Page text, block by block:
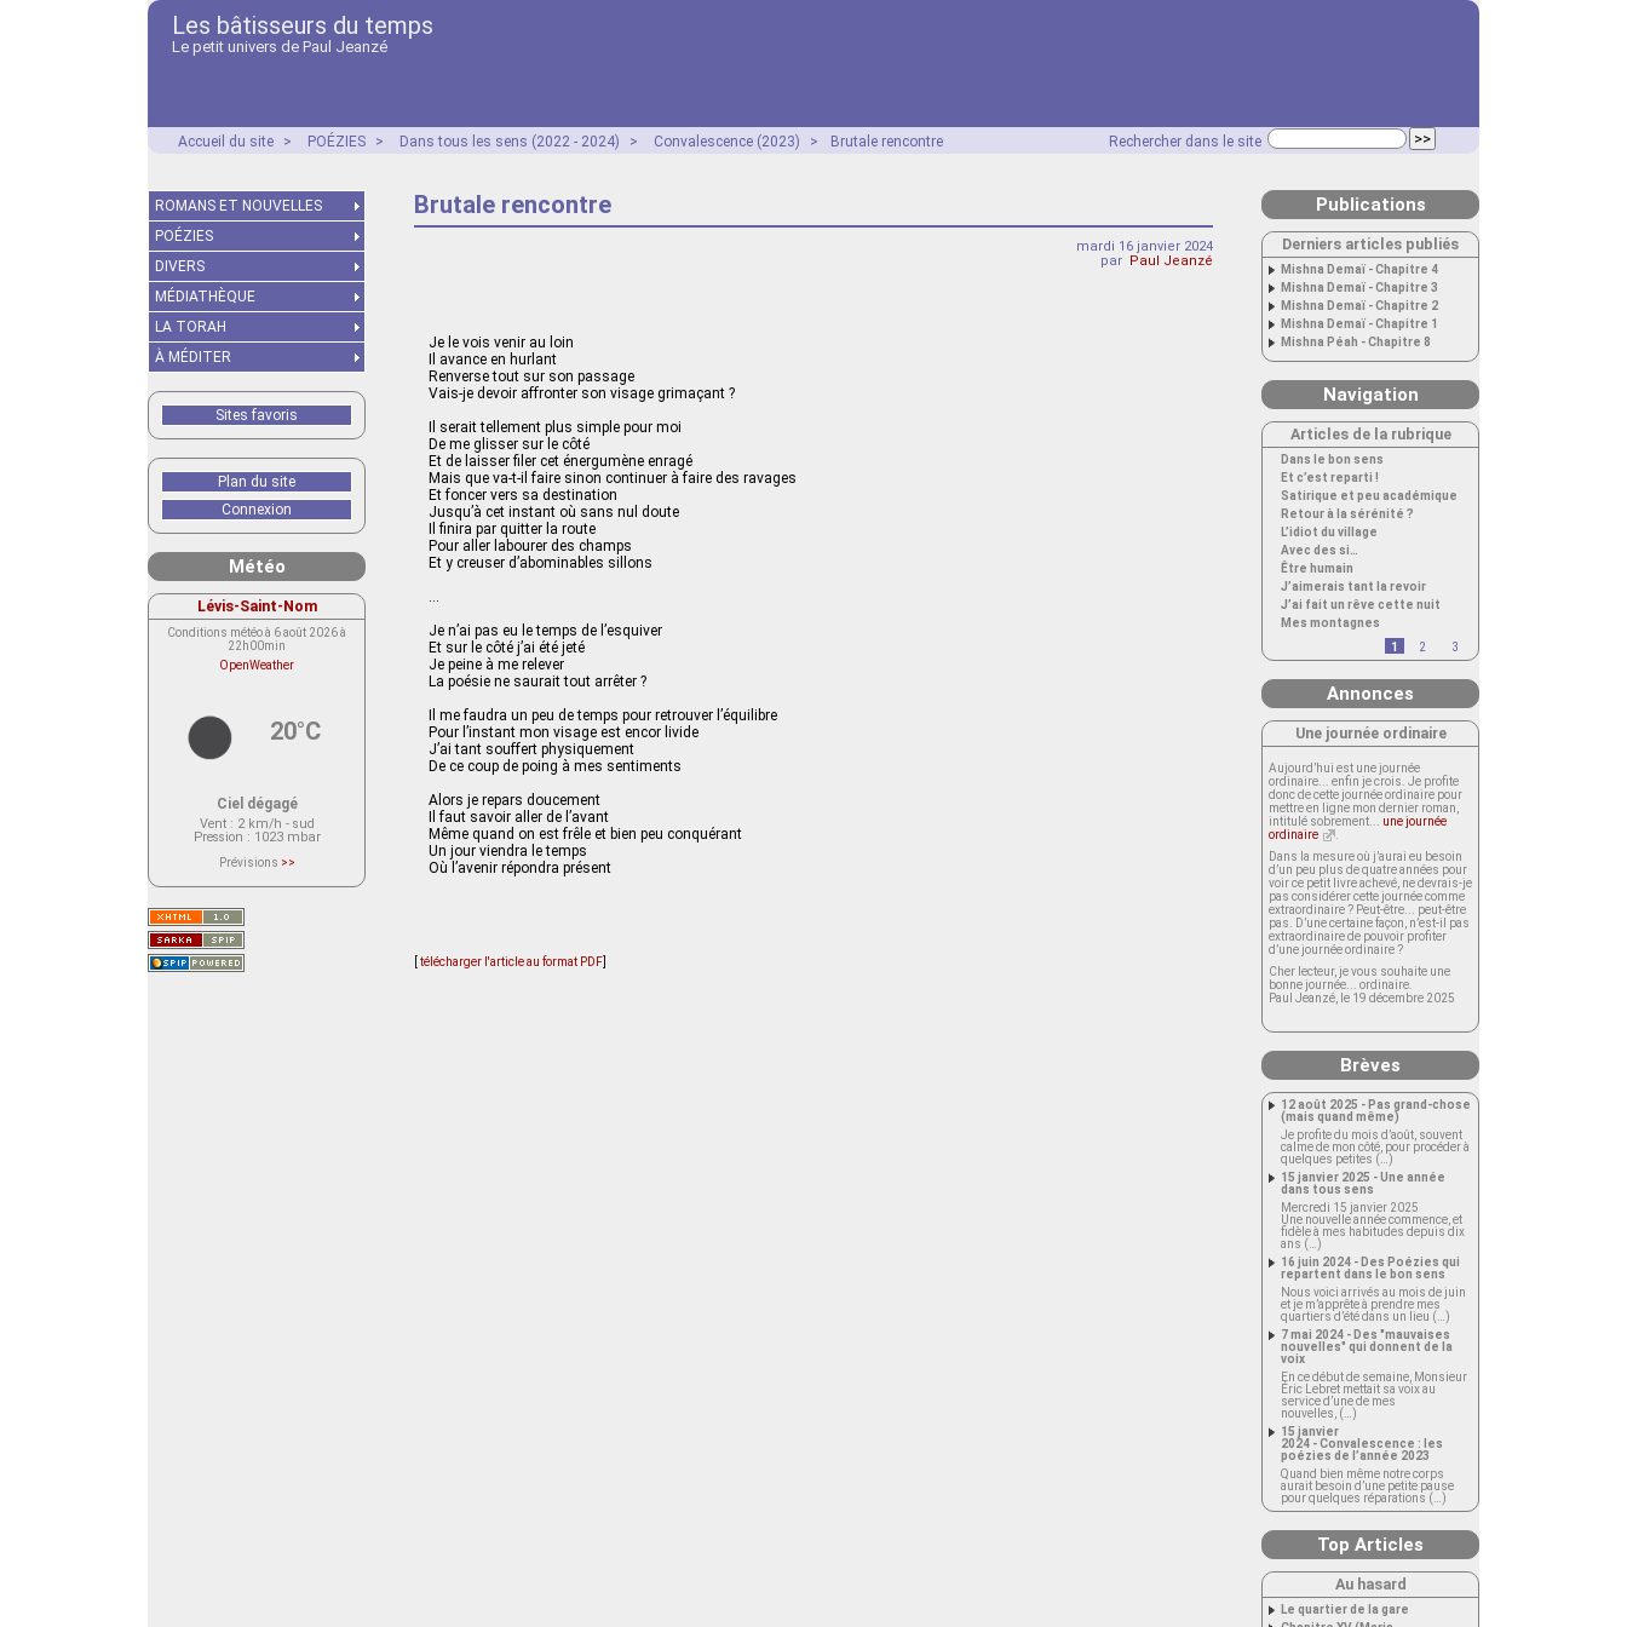
Les bâtisseurs du temps
Le petit univers de Paul Jeanzé
Rechercher dans le site
Accueil du site > POÉZIES > Dans tous les sens (2022 - 2024) > Convalescence (2023) > Brutale rencontre
Brutale rencontre
mardi 16 janvier 2024
par Paul Jeanzé
Je le vois venir au loin
Il avance en hurlant
Renverse tout sur son passage
Vais-je devoir affronter son visage grimaçant ?
Il serait tellement plus simple pour moi
De me glisser sur le côté
Et de laisser filer cet énergumène enragé
Mais que va-t-il faire sinon continuer à faire des ravages
Et foncer vers sa destination
Jusqu’à cet instant où sans nul doute
Il finira par quitter la route
Pour aller labourer des champs
Et y creuser d’abominables sillons
…
Je n’ai pas eu le temps de l’esquiver
Et sur le côté j’ai été jeté
Je peine à me relever
La poésie ne saurait tout arrêter ?
Il me faudra un peu de temps pour retrouver l’équilibre
Pour l’instant mon visage est encor livide
J’ai tant souffert physiquement
De ce coup de poing à mes sentiments
Alors je repars doucement
Il faut savoir aller de l’avant
Même quand on est frêle et bien peu conquérant
Un jour viendra le temps
Où l’avenir répondra présent
télécharger l'article au format PDF
ROMANS ET NOUVELLES
POÉZIES
DIVERS
MÉDIATHÈQUE
LA TORAH
À MÉDITER
Sites favoris
Plan du site
Connexion
Météo
Lévis-Saint-Nom
Conditions météo à 6 août 2026 à
22h00min
OpenWeather
20°C
Ciel dégagé
Vent: 2 km/h - sud
Pression : 1023 mbar
Prévisions >>
actuellement aucune prévision
Saint-Nom.
Veuillez consulter le message du
service ci-dessous.
(401 - Invalid API key. Please see
https://openweathermap.org/faq#error401
Publications
Derniers articles publiés
Mishna Demaï - Chapitre 4
Mishna Demaï - Chapitre 3
Mishna Demaï - Chapitre 2
Mishna Demaï - Chapitre 1
Mishna Péah - Chapitre 8
Navigation
Articles de la rubrique
Dans le bon sens
Et c’est reparti !
Satirique et peu académique
Retour à la sérénité ?
L’idiot du village
Avec des si…
Être humain
J’aimerais tant la revoir
J’ai fait un rêve cette nuit
Mes montagnes
1
2 3
Annonces
Une journée ordinaire
Aujourd’hui est une journée
ordinaire... enfin je crois. Je profite
donc de cette journée ordinaire pour
mettre en ligne mon dernier roman,
intitulé sobrement... une journée
ordinaire
Dans la mesure où j’aurai eu besoin
d’un peu plus de quatre années pour
voir ce petit livre achevé, ne devrais-je
pas considérer cette journée comme
extraordinaire ? Peut-être... peut-être
pas. D’une certaine façon, n’est-il pas
extraordinaire de pouvoir profiter
d’une journée ordinaire ?
Cher lecteur, je vous souhaite une
bonne journée... ordinaire.
Paul Jeanzé, le 19 décembre 2025
Brèves
12 août 2025 - Pas grand-chose
(mais quand même)
Je profite du mois d’août, souvent
calme de mon côté, pour procéder à
quelques petites (…)
15 janvier 2025 - Une année
dans tous sens
Mercredi 15 janvier 2025
Une nouvelle année commence, et
fidèle à mes habitudes depuis dix
ans (…)
16 juin 2024 - Des Poézies qui
repartent dans le bon sens
Nous voici arrivés au mois de juin
et je m’apprête à prendre mes
quartiers d’été dans un lieu (…)
7 mai 2024 - Des "mauvaises
nouvelles" qui donnent de la
voix
En ce début de semaine, Monsieur
Éric Lebret mettait sa voix au
service d’une de mes
nouvelles, (…)
15 janvier
2024 - Convalescence : les
poézies de l’année 2023
Quand bien même notre corps
aurait besoin d’une petite pause
pour quelques réparations (…)
Top Articles
Au hasard
Le quartier de la gare